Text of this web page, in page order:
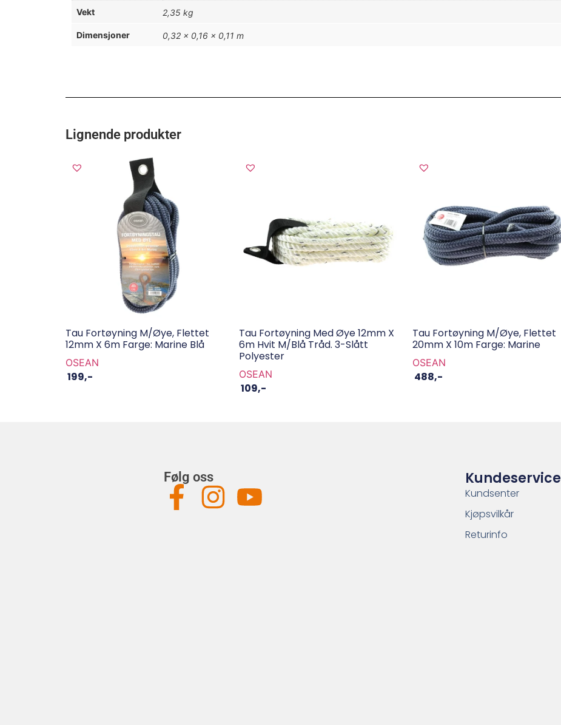
Vekt 2,35 kg
Dimensjoner 0,32 × 0,16 × 0,11 m
Lignende produkter
Tau Fortøyning M/øye, Flettet
12mm X 6m Farge: Marine Blå
OSEAN
199,-
Tau Fortøyning Med Øye 12mm X
6m Hvit M/blå Tråd. 3-Slått
Polyester
OSEAN
109,-
Tau Fortøyning M/øye, Flettet
20mm X 10m Farge: Marine
OSEAN
488,-
Følg oss Kundeservice
Kundsenter
Kjøpsvilkår
Returinfo